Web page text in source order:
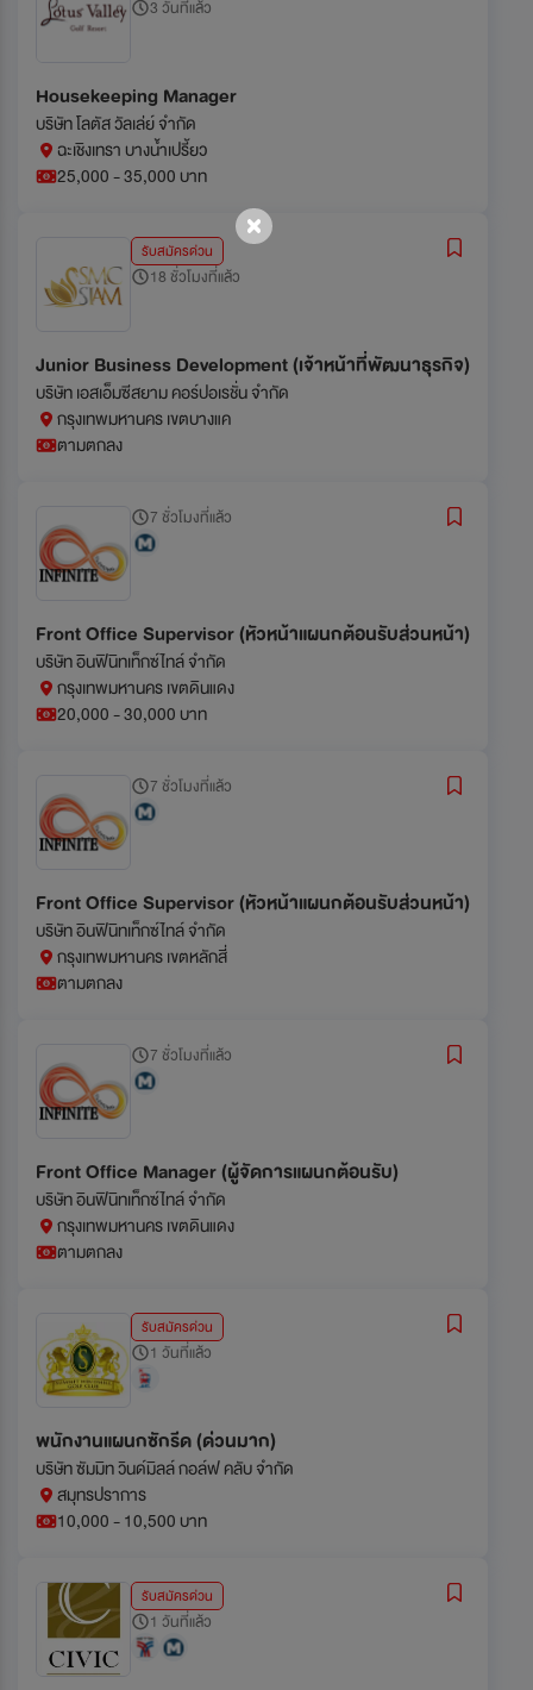
3 วันที่แล้ว
Housekeeping Manager
บริษัท โลตัส วัลเล่ย์ จำกัด
ฉะเชิงเทรา บางน้ำเปรี้ยว
25,000 - 35,000 บาท
รับสมัครด่วน
18 ชั่วโมงที่แล้ว
Junior Business Development (เจ้าหน้าที่พัฒนาธุรกิจ)
บริษัท เอสเอ็มซีสยาม คอร์ปอเรชั่น จำกัด
กรุงเทพมหานคร เขตบางแค
ตามตกลง
7 ชั่วโมงที่แล้ว
Front Office Supervisor (หัวหน้าแผนกต้อนรับส่วนหน้า)
บริษัท อินฟินิทเท็กซ์ไทล์ จำกัด
กรุงเทพมหานคร เขตดินแดง
20,000 - 30,000 บาท
7 ชั่วโมงที่แล้ว
Front Office Supervisor (หัวหน้าแผนกต้อนรับส่วนหน้า)
บริษัท อินฟินิทเท็กซ์ไทล์ จำกัด
กรุงเทพมหานคร เขตหลักสี่
ตามตกลง
7 ชั่วโมงที่แล้ว
Front Office Manager (ผู้จัดการแผนกต้อนรับ)
บริษัท อินฟินิทเท็กซ์ไทล์ จำกัด
กรุงเทพมหานคร เขตดินแดง
ตามตกลง
รับสมัครด่วน
1 วันที่แล้ว
พนักงานแผนกซักรีด (ด่วนมาก)
บริษัท ซัมมิท วินด์มิลล์ กอล์ฟ คลับ จํากัด
สมุทรปราการ
10,000 - 10,500 บาท
รับสมัครด่วน
1 วันที่แล้ว